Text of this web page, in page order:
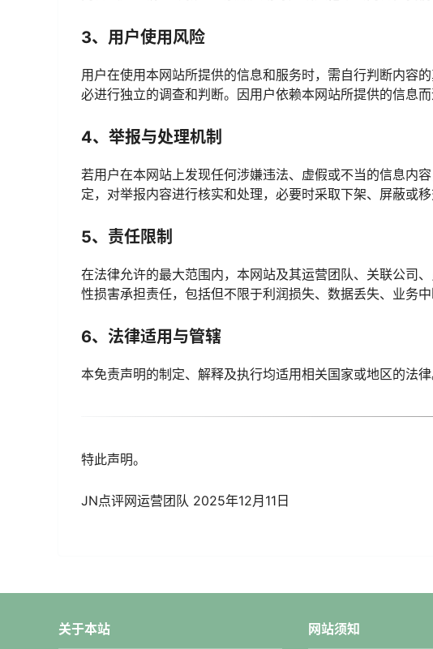
3、用户使用风险
用户在使用本网站所提供的信息和服务时，需自行判断内容
必进行独立的调查和判断。因用户依赖本网站所提供的信息
4、举报与处理机制
若用户在本网站上发现任何涉嫌违法、虚假或不当的信息内
定，对举报内容进行核实和处理，必要时采取下架、屏蔽或
5、责任限制
在法律允许的最大范围内，本网站及其运营团队、关联公司
性损害承担责任，包括但不限于利润损失、数据丢失、业务中
6、法律适用与管辖
本免责声明的制定、解释及执行均适用相关国家或地区的法
特此声明。
JN点评网运营团队 2025年12月11日
关于本站 网站须知